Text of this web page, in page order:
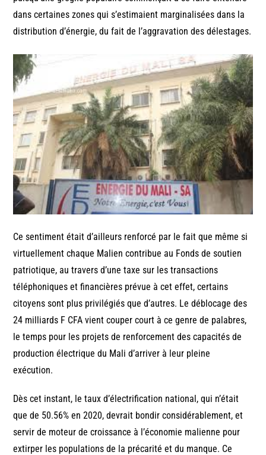
dans certaines zones qui s’estimaient marginalisées dans la
distribution d’énergie, du fait de l’aggravation des délestages.
Ce sentiment était d’ailleurs renforcé par le fait que même si
virtuellement chaque Malien contribue au Fonds de soutien
patriotique, au travers d’une taxe sur les transactions
téléphoniques et financières prévue à cet effet, certains
citoyens sont plus privilégiés que d’autres. Le déblocage des
24 milliards F CFA vient couper court à ce genre de palabres,
le temps pour les projets de renforcement des capacités de
production électrique du Mali d’arriver à leur pleine
exécution.
Dès cet instant, le taux d’électrification national, qui n’était
que de 50.56% en 2020, devrait bondir considérablement, et
servir de moteur de croissance à l’économie malienne pour
extirper les populations de la précarité et du manque. Ce